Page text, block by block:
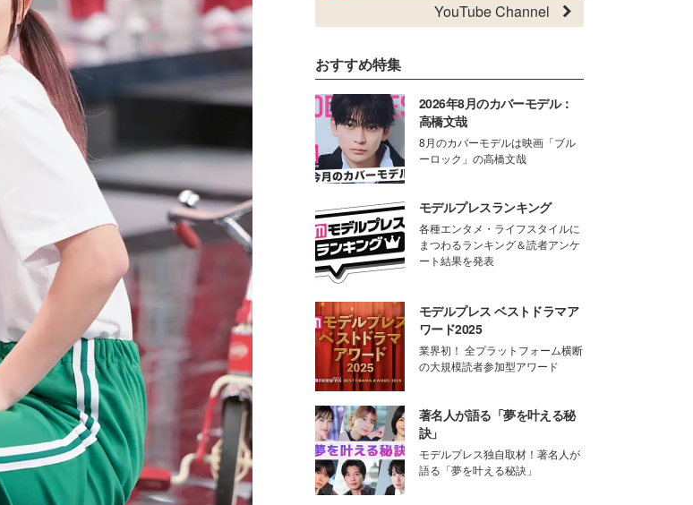
YouTube Channel
おすすめ特集
2026年8月のカバーモデル：
高橋文哉
8月のカバーモデルは映画「ブル
ーロック」の高橋文哉
モデルプレスランキング
各種エンタメ・ライフスタイルに
まつわるランキング＆読者アンケ
ート結果を発表
モデルプレス ベストドラマア
ワード2025
業界初！ 全プラットフォーム横断
の大規模読者参加型アワード
著名人が語る「夢を叶える秘
訣」
モデルプレス独自取材！著名人が
語る「夢を叶える秘訣」